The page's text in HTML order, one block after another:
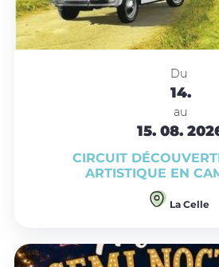
Du
14.
au
15. 08.
CIRCUIT
ARTISTIQUE EN
La Celle